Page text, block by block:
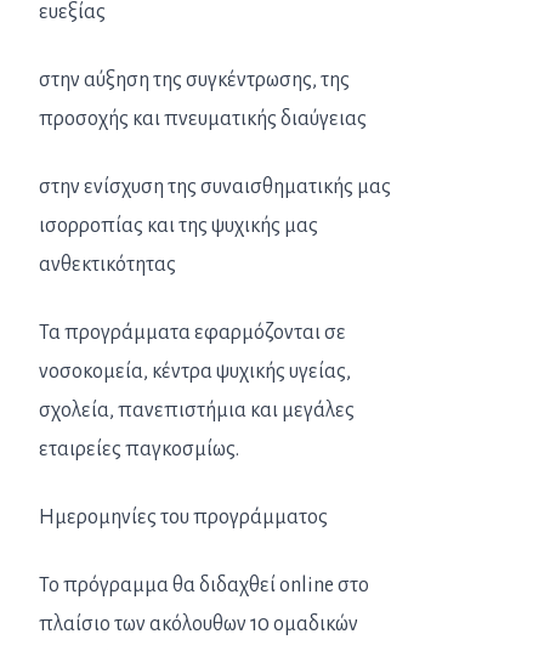
ευεξίας
στην αύξηση της συγκέντρωσης, της
προσοχής και πνευματικής διαύγειας
στην ενίσχυση της συναισθηματικής μας
ισορροπίας και της ψυχικής μας
ανθεκτικότητας
Τα προγράμματα εφαρμόζονται σε
νοσοκομεία, κέντρα ψυχικής υγείας,
σχολεία, πανεπιστήμια και μεγάλες
εταιρείες παγκοσμίως.
Ημερομηνίες του προγράμματος
Το πρόγραμμα θα διδαχθεί online στο
πλαίσιο των ακόλουθων 10 ομαδικών